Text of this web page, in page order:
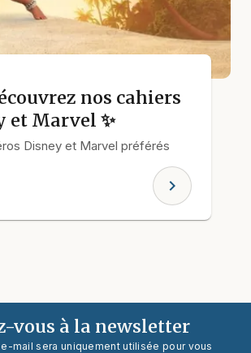
nos cahiers
et Marvel ✨
Disney et Marvel préférés
chevron_right
vous à la newsletter
mail sera uniquement utilisée pour vous